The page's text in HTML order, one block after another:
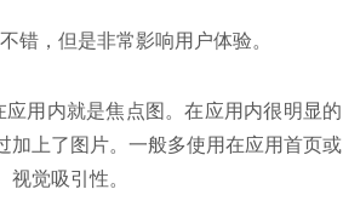
错，但是非常影响用户体验。
用内就是焦点图。在应用内很明显的
加上了图片。一般多使用在应用首页或
觉吸引性。